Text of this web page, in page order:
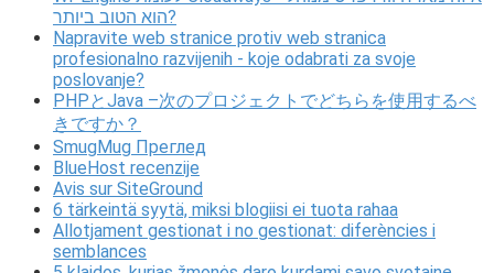
הוא הטוב ביותר?
Napravite web stranice protiv web stranica
profesionalno razvijenih - koje odabrati za svoje
poslovanje?
PHPとJava –次のプロジェクトでどちらを使用するべ
きですか？
SmugMug Преглед
BlueHost recenzije
Avis sur SiteGround
6 tärkeintä syytä, miksi blogiisi ei tuota rahaa
Allotjament gestionat i no gestionat: diferències i
semblances